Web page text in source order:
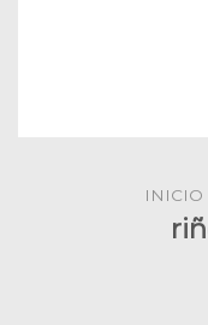
INICIO